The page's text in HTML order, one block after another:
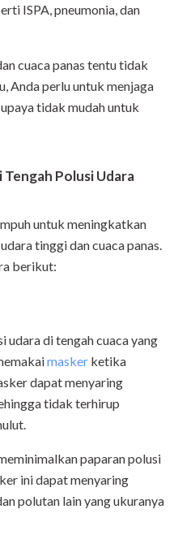
ISPA, pneumonia, dan
cuaca panas tentu tidak
Anda perlu untuk menjaga
tidak mudah untuk
Polusi Udara
untuk meningkatkan
tinggi dan cuaca panas.
berikut:
udara di tengah cuaca yang
masker ketika
dapat menyaring
tidak terhirup
paparan polusi
ini dapat menyaring
polutan lain yang ukuranya